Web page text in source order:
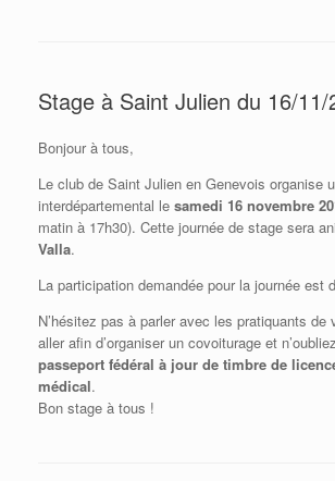
Stage à Saint Julien du 16/11/
Bonjour à tous,
Le club de Saint Julien en Genevois organise
interdépartemental le samedi 16 novembre
matin à 17h30). Cette journée de stage sera
Valla.
La participation demandée pour la journée est
N’hésitez pas à parler avec les pratiquants de
aller afin d’organiser un covoiturage et
passeport fédéral à jour de timbre de
médical.
Bon stage à tous !